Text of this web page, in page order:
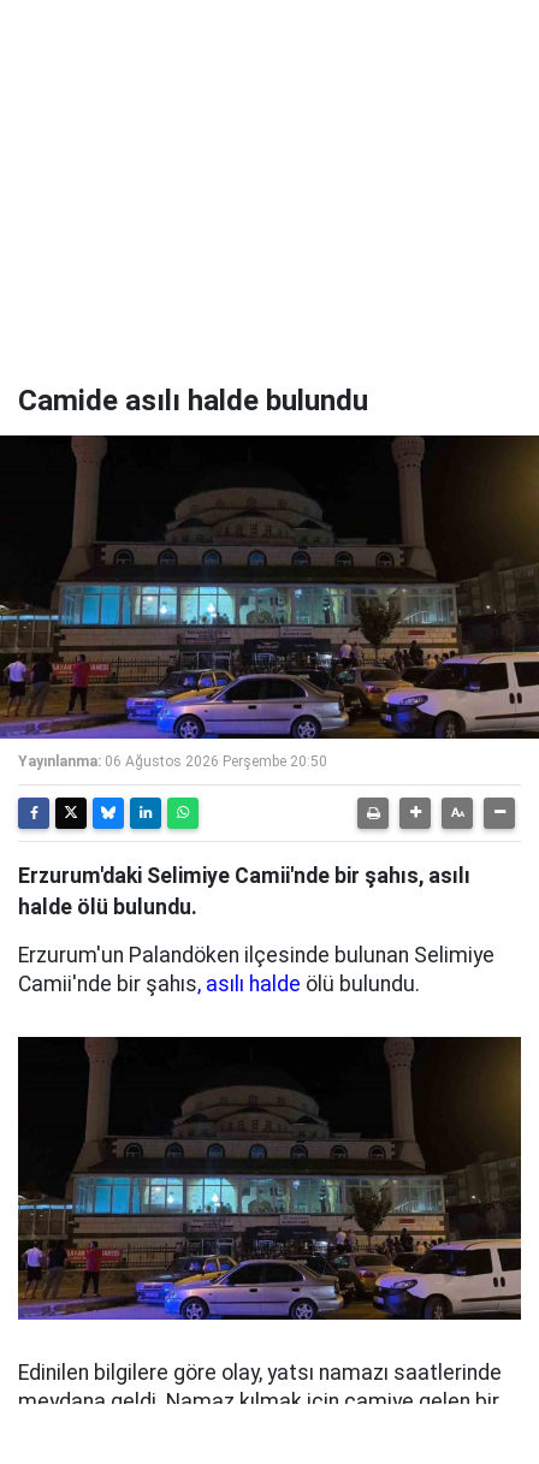
Camide asılı halde bulundu
Yayınlanma: 06 Ağustos 2026 Perşembe 20:50
Erzurum'daki Selimiye Camii'nde bir şahıs, asılı
halde ölü bulundu.
Erzurum'un Palandöken ilçesinde bulunan Selimiye
Camii'nde bir şahıs, asılı halde ölü bulundu.
Edinilen bilgilere göre olay, yatsı namazı saatlerinde
meydana geldi. Namaz kılmak için camiye gelen bir